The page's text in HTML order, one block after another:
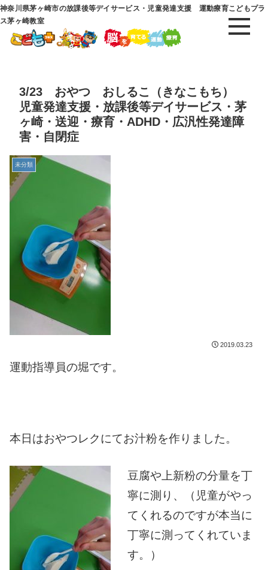
神奈川県茅ヶ崎市の放課後等デイサービス・児童発達支援 運動療育こどもプラ
ス茅ヶ崎教室
3/23 おやつ おしるこ（きなこもち）
児童発達支援・放課後等デイサービス・茅
ヶ崎・送迎・療育・ADHD・広汎性発達障
害・自閉症
未分類
2019.03.23
運動指導員の堀です。
本日はおやつレクにてお汁粉を作りました。
豆腐や上新粉の分量を丁
寧に測り、（児童がやっ
てくれるのですが本当に
丁寧に測ってくれていま
す。）